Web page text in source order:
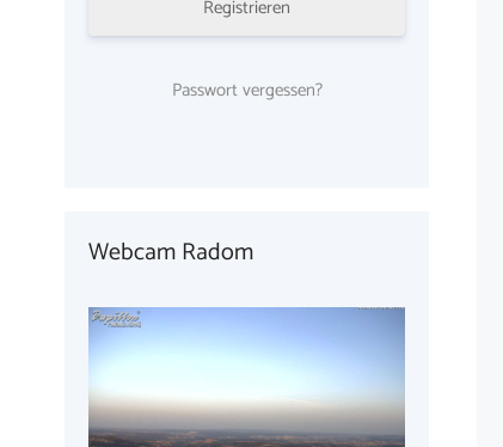
Registrieren
Passwort vergessen?
Webcam Radom